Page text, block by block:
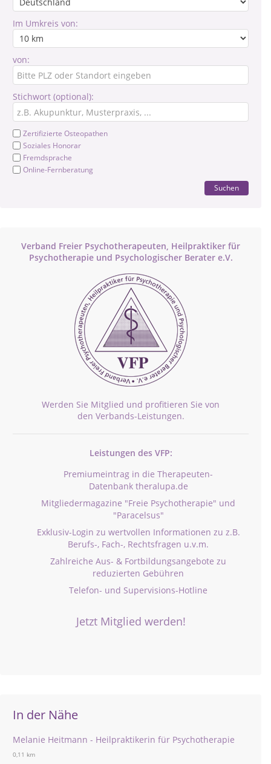
Im Umkreis von:
von:
Stichwort (optional):
Zertifizierte Osteopathen
Soziales Honorar
Fremdsprache
Online-Fernberatung
Suchen
Verband Freier Psychotherapeuten, Heilpraktiker für
Psychotherapie und Psychologischer Berater e.V.
Werden Sie Mitglied und profitieren Sie von
den Verbands-Leistungen.
Leistungen des VFP:
Premiumeintrag in die Therapeuten-
Datenbank theralupa.de
Mitgliedermagazine "Freie Psychotherapie" und
"Paracelsus"
Exklusiv-Login zu wertvollen Informationen zu z.B.
Berufs-, Fach-, Rechtsfragen u.v.m.
Zahlreiche Aus- & Fortbildungsangebote zu
reduzierten Gebühren
Telefon- und Supervisions-Hotline
Jetzt Mitglied werden!
In der Nähe
Melanie Heitmann - Heilpraktikerin für Psychotherapie
0,11 km